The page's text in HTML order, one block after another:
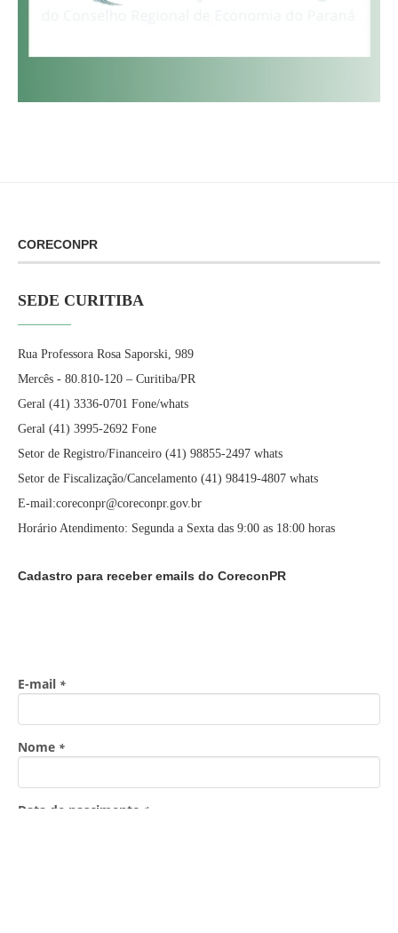
CORECONPR
SEDE CURITIBA
Rua Professora Rosa Saporski, 989
Mercês - 80.810-120 – Curitiba/PR
Geral (41) 3336-0701 Fone/whats
Geral (41) 3995-2692 Fone
Setor de Registro/Financeiro (41) 98855-2497 whats
Setor de Fiscalização/Cancelamento (41) 98419-4807 whats
E-mail:coreconpr@coreconpr.gov.br
Horário Atendimento: Segunda a Sexta das 9:00 as 18:00 horas
Cadastro para receber emails do CoreconPR